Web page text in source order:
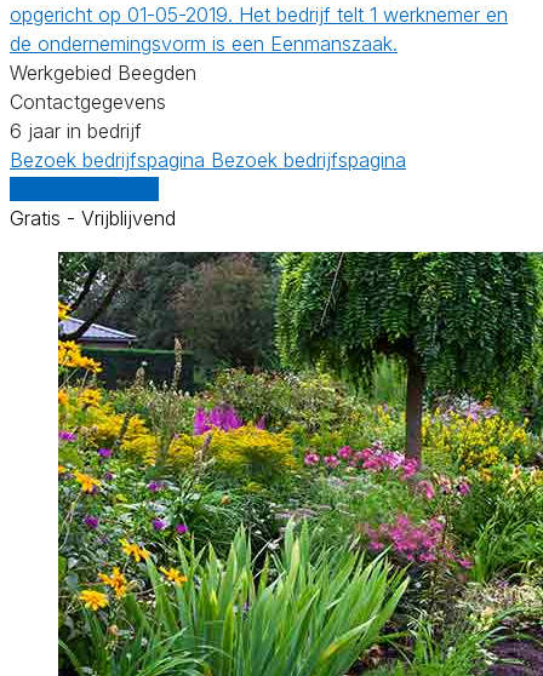
opgericht op 01-05-2019. Het bedrijf telt 1 werknemer en
de ondernemingsvorm is een Eenmanszaak.
Werkgebied Beegden
Contactgegevens
6 jaar in bedrijf
Bezoek bedrijfspagina Bezoek bedrijfspagina
Gratis - Vrijblijvend